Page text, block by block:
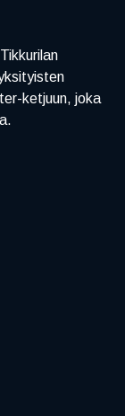
ketjuun, joka